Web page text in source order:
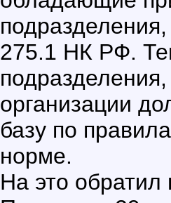
275.1 НК РФ.
организации
базу по
норме.
На это